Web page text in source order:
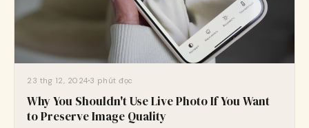
23 thg 12, 20243 phút đọc
Why You Shouldn't Use Live Photo If You Want
to Preserve Image Quality